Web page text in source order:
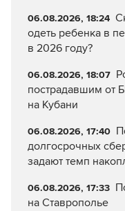
06.08.2026, 18:24
одеть ребенка в
в 2026 году?
06.08.2026, 18:07
пострадавшим от
на Кубани
06.08.2026, 17:40
долгосрочных
задают темп
06.08.2026, 17:33
на Ставрополье